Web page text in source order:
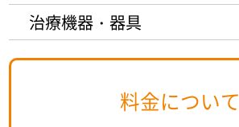
治療機器・器具
料金について